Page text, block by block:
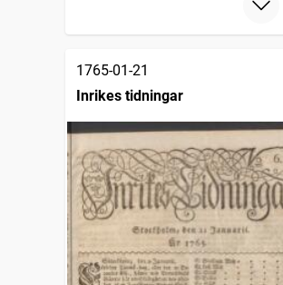
1765-01-21
Inrikes tidningar